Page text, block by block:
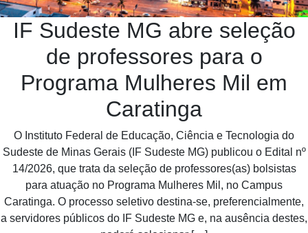
IF Sudeste MG abre seleção
de professores para o
Programa Mulheres Mil em
Caratinga
O Instituto Federal de Educação, Ciência e Tecnologia do
Sudeste de Minas Gerais (IF Sudeste MG) publicou o Edital nº
14/2026, que trata da seleção de professores(as) bolsistas
para atuação no Programa Mulheres Mil, no Campus
Caratinga. O processo seletivo destina-se, preferencialmente,
a servidores públicos do IF Sudeste MG e, na ausência destes,